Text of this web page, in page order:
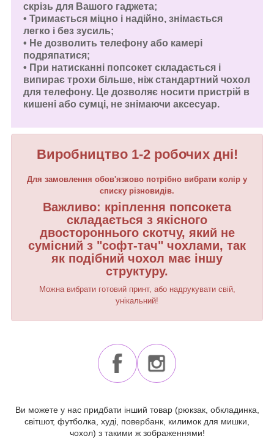
скрізь для Вашого гаджета;
• Тримається міцно і надійно, знімається
легко і без зусиль;
• Не дозволить телефону або камері
подряпатися;
• При натисканні попсокет складається і
випирає трохи більше, ніж стандартний чохол
для телефону. Це дозволяє носити пристрій в
кишені або сумці, не знімаючи аксесуар.
Виробництво 1-2 робочих дні!
Для замовлення обов'язково потрібно вибрати колір у
списку різновидів.
Важливо: кріплення попсокета
складається з якісного
двостороннього скотчу, який не
сумісний з "софт-тач" чохлами, так
як подібний чохол має іншу
структуру.
Можна вибрати готовий принт, або надрукувати свій,
унікальний!
Ви можете у нас придбати інший товар (рюкзак, обкладинка,
світшот, футболка, худі, повербанк, килимок для мишки,
чохол) з такими ж зображеннями!